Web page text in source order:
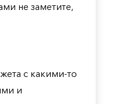
не заметите,
с какими-то
и